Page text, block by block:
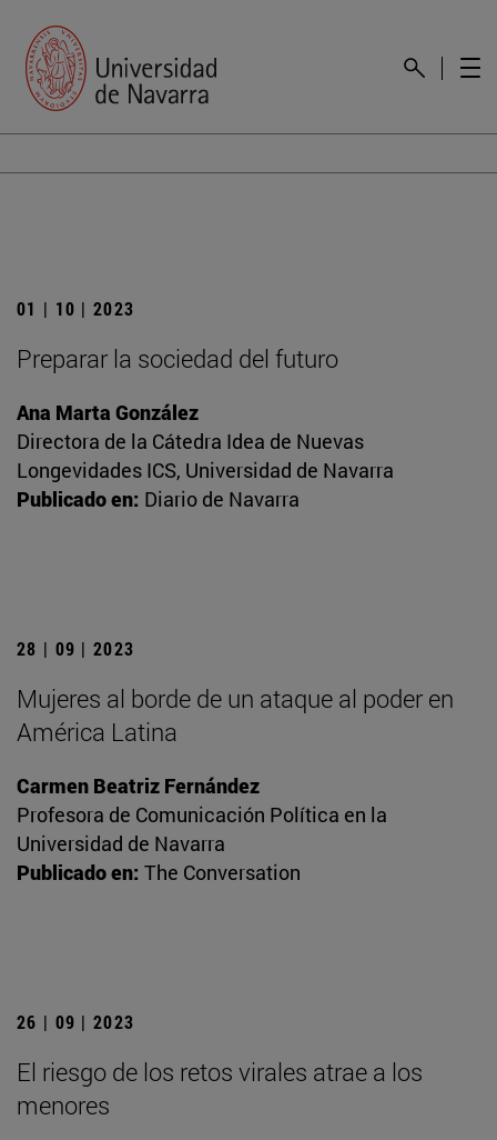
01 | 10 | 2023
Preparar la sociedad del futuro
Ana Marta González
Directora de la Cátedra Idea de Nuevas
Longevidades ICS, Universidad de Navarra
Publicado en: Diario de Navarra
28 | 09 | 2023
Mujeres al borde de un ataque al poder en
América Latina
Carmen Beatriz Fernández
Profesora de Comunicación Política en la
Universidad de Navarra
Publicado en: The Conversation
26 | 09 | 2023
El riesgo de los retos virales atrae a los
menores